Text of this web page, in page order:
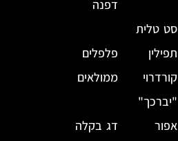
סט טלית
תפילין
קורדרוי
"יברכך"
אפור
דפנה
פלפלים
ממולאים
דג בקלה